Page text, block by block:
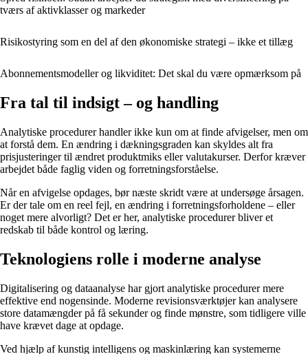
tværs af aktivklasser og markeder
Risikostyring som en del af den økonomiske strategi – ikke et tillæg
Abonnementsmodeller og likviditet: Det skal du være opmærksom på
Fra tal til indsigt – og handling
Analytiske procedurer handler ikke kun om at finde afvigelser, men om
at forstå dem. En ændring i dækningsgraden kan skyldes alt fra
prisjusteringer til ændret produktmiks eller valutakurser. Derfor kræver
arbejdet både faglig viden og forretningsforståelse.
Når en afvigelse opdages, bør næste skridt være at undersøge årsagen.
Er der tale om en reel fejl, en ændring i forretningsforholdene – eller
noget mere alvorligt? Det er her, analytiske procedurer bliver et
redskab til både kontrol og læring.
Teknologiens rolle i moderne analyse
Digitalisering og dataanalyse har gjort analytiske procedurer mere
effektive end nogensinde. Moderne revisionsværktøjer kan analysere
store datamængder på få sekunder og finde mønstre, som tidligere ville
have krævet dage at opdage.
Ved hjælp af kunstig intelligens og maskinlæring kan systemerne